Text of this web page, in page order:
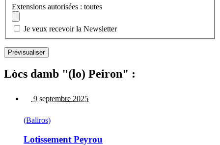
Extensions autorisées : toutes
Je veux recevoir la Newsletter
Lòcs damb "(lo) Peiron" :
9 septembre 2025
(Baliros)
Lotissement Peyrou